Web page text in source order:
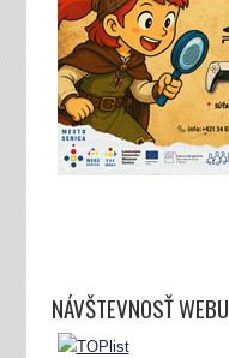
NÁVŠTEVNOSŤ WEBU